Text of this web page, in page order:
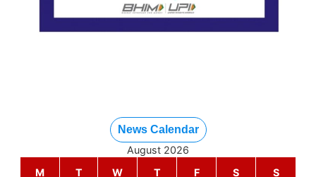
News Calendar
August 2026
M
T W T F S S